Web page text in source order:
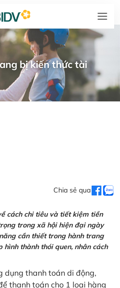
bị kiến thức tài
Chia sẻ qua
cách chi tiêu và tiết kiệm tiền
trong xã hội hiện đại ngày
cần thiết trong hành trang
hình thành thói quen, nhân cách
dụng thanh toán di động,
thanh toán cho 1 loại hàng